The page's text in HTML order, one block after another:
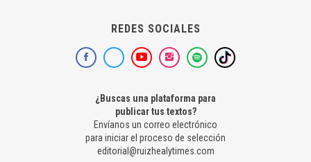
REDES SOCIALES
¿Buscas una plataforma para
publicar tus textos?
Envíanos un correo electrónico
para iniciar el proceso de selección
editorial@ruizhealytimes.com